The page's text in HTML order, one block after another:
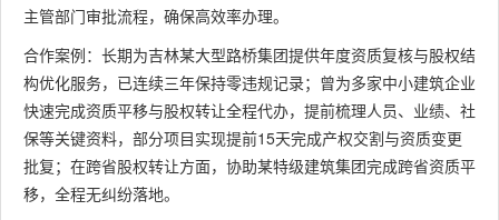
主管部门审批流程，确保高效率办理。
合作案例：长期为吉林某大型路桥集团提供年度资质复核与股权结
构优化服务，已连续三年保持零违规记录；曾为多家中小建筑企业
快速完成资质平移与股权转让全程代办，提前梳理人员、业绩、社
保等关键资料，部分项目实现提前15天完成产权交割与资质变更
批复；在跨省股权转让方面，协助某特级建筑集团完成跨省资质平
移，全程无纠纷落地。